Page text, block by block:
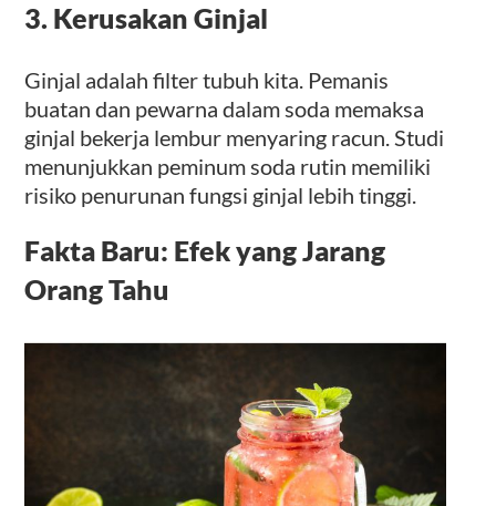
3. Kerusakan Ginjal
Ginjal adalah filter tubuh kita. Pemanis
buatan dan pewarna dalam soda memaksa
ginjal bekerja lembur menyaring racun. Studi
menunjukkan peminum soda rutin memiliki
risiko penurunan fungsi ginjal lebih tinggi.
Fakta Baru: Efek yang Jarang
Orang Tahu